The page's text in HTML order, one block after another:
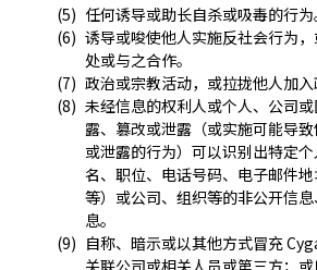
任何诱导或助长自杀或吸毒的行为
诱导或唆使他人实施反社会行为
处或与之合作。
政治或宗教活动，或拉拢他人加入
未经信息的权利人或个人、公司
露、篡改或泄露（或实施可能导
或泄露的行为）可以识别出特定
名、职位、电话号码、电子邮件
等）或公司、组织等的非公开信
息。
自称、暗示或以其他方式冒充
关联公司或相关人员或第三方；